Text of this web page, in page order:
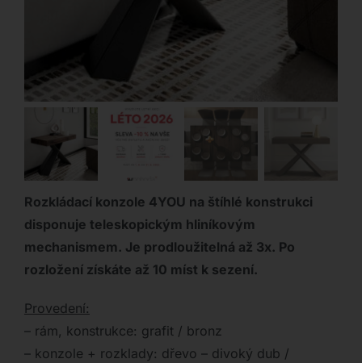
Rozkládací konzole 4YOU na štíhlé konstrukci
disponuje teleskopickým hliníkovým
mechanismem. Je prodloužitelná až 3x. Po
rozložení získáte až 10 míst k sezení.
Provedení:
– rám, konstrukce: grafit / bronz
– konzole + rozklady: dřevo – divoký dub /